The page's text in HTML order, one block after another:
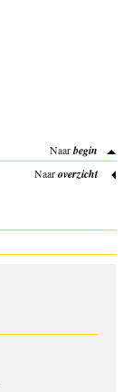
Naarbegin
Naaroverzicht